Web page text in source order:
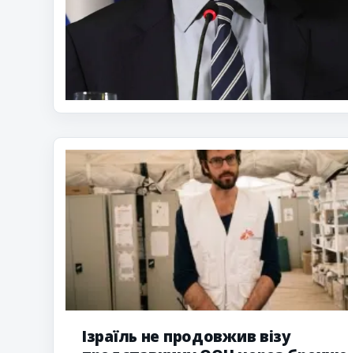
Ізраїль не продовжив візу